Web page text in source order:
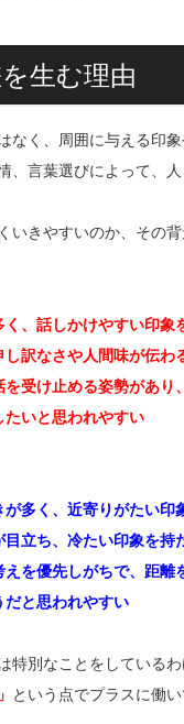
生む理由
なく、周囲に与える印象
、言葉選びによって、
いきやすいのか、その背
、話しかけやすい印象
訳なさや人間味が伝わ
受け止める姿勢があり
いと思われやすい
多く、近寄りがたい印
立ち、冷たい印象を持
を優先しがちで、距離
と思われやすい
特別なことをしているわ
という点でプラスに働